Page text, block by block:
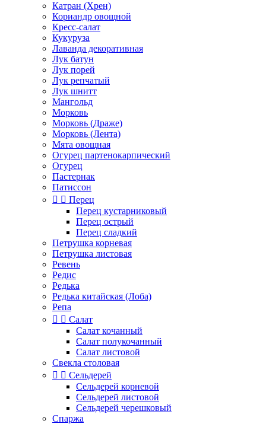
Катран (Хрен)
Кориандр овощной
Кресс-салат
Кукуруза
Лаванда декоративная
Лук батун
Лук порей
Лук репчатый
Лук шнитт
Мангольд
Морковь
Морковь (Драже)
Морковь (Лента)
Мята овощная
Огурец партенокарпический
Огурец
Пастернак
Патиссон
  Перец
Перец кустарниковый
Перец острый
Перец сладкий
Петрушка корневая
Петрушка листовая
Ревень
Редис
Редька
Редька китайская (Лоба)
Репа
  Салат
Салат кочанный
Салат полукочанный
Салат листовой
Свекла столовая
  Сельдерей
Сельдерей корневой
Сельдерей листовой
Сельдерей черешковый
Спаржа